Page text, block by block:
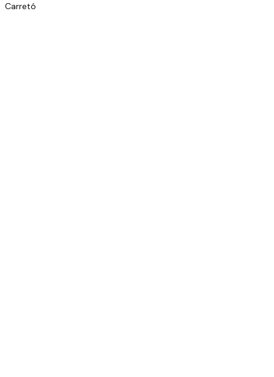
Carretó